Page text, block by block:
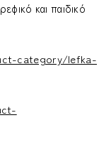
και παιδικό
category/lefka-